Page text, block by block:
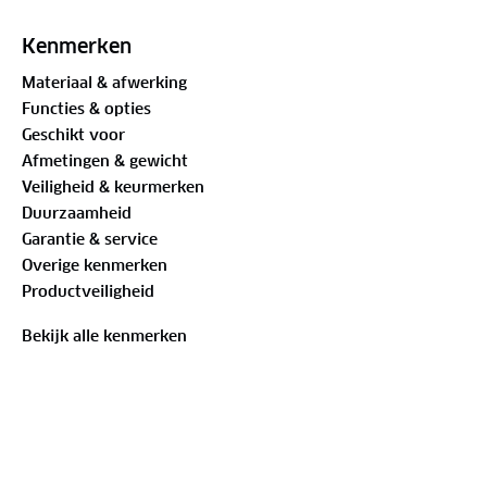
schuimlans of foamer voor een diepe, veilige
Kenmerken
Materiaal & afwerking
Functies & opties
Geschikt voor
Afmetingen & gewicht
Veiligheid & keurmerken
Duurzaamheid
Garantie & service
Overige kenmerken
Productveiligheid
Bekijk alle kenmerken